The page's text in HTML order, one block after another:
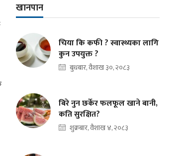
खानपान
चिया कि कफी ? स्वास्थ्यका लागि
कुन उपयुक्त ?
बुधबार, वैशाख ३०, २०८३
बिरे नुन छर्केर फलफूल खाने बानी,
कति सुरक्षित?
शुक्रबार, वैशाख ४, २०८३